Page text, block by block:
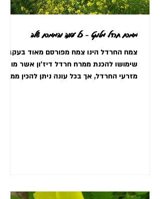
ממרח חרדל מלוקט - כל עונה והממרח שלה
צמח החרדל הינו צמח מפורסם מאוד בעקבות
שימושו להכנת ממרח חרדל דיז'ון אשר מופק
מזרעי החרדל, אך בכל עונה ניתן להכין ממרח